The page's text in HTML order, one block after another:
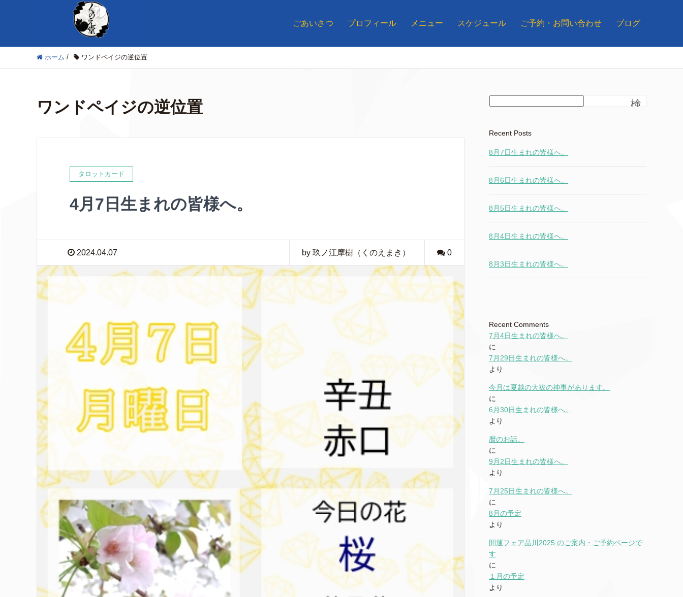
ごあいさつ プロフィール メニュー スケジュール ご予約・お問い合わせ ブログ
ホーム / ワンドペイジの逆位置
ワンドペイジの逆位置
タロットカード
4月7日生まれの皆様へ。
2024.04.07 by 玖ノ江摩樹（くのえまき） 0
検
Recent Posts
8月7日生まれの皆様へ。
8月6日生まれの皆様へ。
8月5日生まれの皆様へ。
8月4日生まれの皆様へ。
8月3日生まれの皆様へ。
Recent Comments
7月4日生まれの皆様へ。
に
7月29日生まれの皆様へ。
より
今月は夏越の大祓の神事があります。
に
6月30日生まれの皆様へ。
より
暦のお話。
に
9月2日生まれの皆様へ。
より
7月25日生まれの皆様へ。
に
8月の予定
より
開運フェア品川2025 のご案内・ご予約ページで
す
に
１月の予定
より